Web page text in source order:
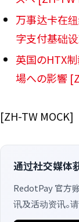
万事达卡在
字支付基础
英国のHTX
場への影響
[ZH-TW MOCK]
通过社交媒体
RedotPay 官方
讯及活动资讯。